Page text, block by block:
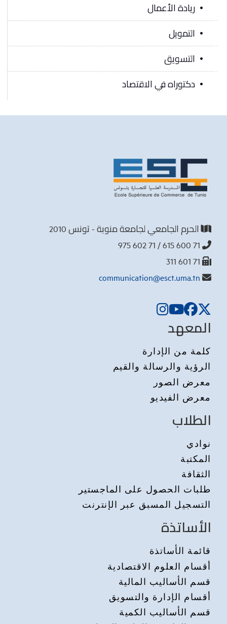
ريادة الأعمال
التمويل
التسويق
دكتوراه في الاقتصاد
الحرم الجامعي لجامعة منوبة - تونس 2010
communication@esct.uma.tn
المعهد
كلمة من الإدارة
الرؤية والرسالة والقيم
معرض الصور
معرض الفيديو
الطلاب
نوادي
المكتبة
الثقافة
طلبات الحصول على الماجستير
التسجيل المسبق عبر الإنترنت
الأساتذة
قائمة الأساتذة
أقسام العلوم الاقتصادية
قسم الأساليب المالية
أقسام الإدارة والتسويق
قسم الأساليب الكمية